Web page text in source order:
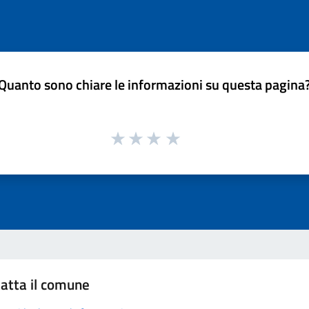
sono chiare le informazioni su questa
il comune